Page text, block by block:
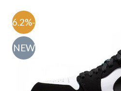
-46.2%
NEW